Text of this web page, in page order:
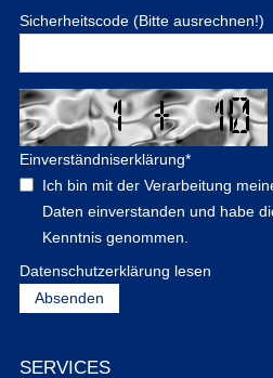
Sicherheitscode (Bitte ausrechnen!)
Einverständniserklärung*
Ich bin mit der Verarbeitung
Daten einverstanden und habe
Kenntnis genommen.
Datenschutzerklärung lesen
SERVICES